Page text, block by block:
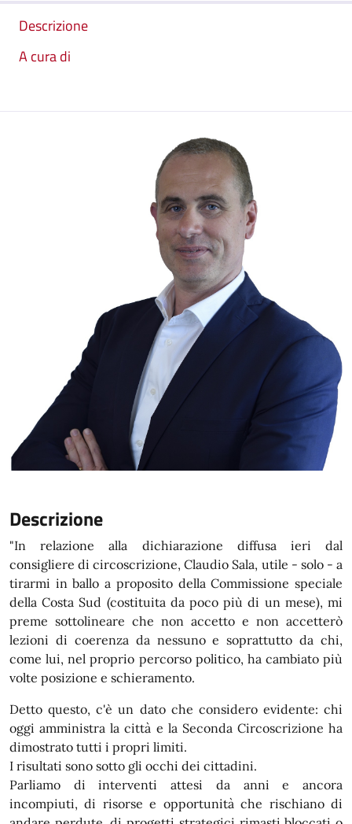
Descrizione
A cura di
Descrizione
"In relazione alla dichiarazione diffusa ieri dal
consigliere di circoscrizione, Claudio Sala, utile - solo - a
tirarmi in ballo a proposito della Commissione speciale
della Costa Sud (costituita da poco più di un mese), mi
preme sottolineare che non accetto e non accetterò
lezioni di coerenza da nessuno e soprattutto da chi,
come lui, nel proprio percorso politico, ha cambiato più
volte posizione e schieramento.
Detto questo, c'è un dato che considero evidente: chi
oggi amministra la città e la Seconda Circoscrizione ha
dimostrato tutti i propri limiti.
I risultati sono sotto gli occhi dei cittadini.
Parliamo di interventi attesi da anni e ancora
incompiuti, di risorse e opportunità che rischiano di